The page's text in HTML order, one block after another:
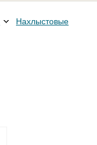
Нахлыстовые